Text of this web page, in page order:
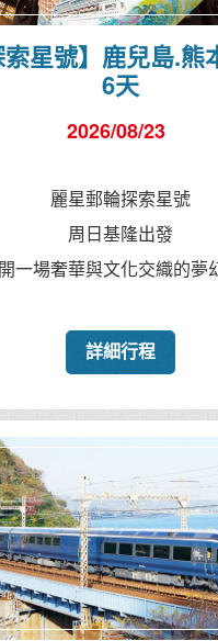
索星號】鹿兒島.熊
6天
2026/08/23
麗星郵輪探索星號
周日基隆出發
一場奢華與文化交織的夢
詳細行程